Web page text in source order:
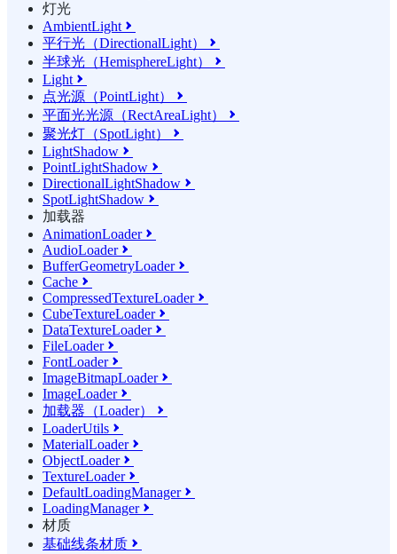
灯光
AmbientLight 
平行光（DirectionalLight） 
半球光（HemisphereLight） 
Light 
点光源（PointLight） 
平面光光源（RectAreaLight） 
聚光灯（SpotLight） 
LightShadow 
PointLightShadow 
DirectionalLightShadow 
SpotLightShadow 
加载器
AnimationLoader
AudioLoader
BufferGeometryLoader
Cache 
CompressedTextureLoader
CubeTextureLoader
DataTextureLoader
FileLoader
FontLoader
ImageBitmapLoader
ImageLoader
加载器（Loader） 
LoaderUtils 
MaterialLoader
ObjectLoader
TextureLoader
DefaultLoadingManager
LoadingManager
材质
基础线条材质 